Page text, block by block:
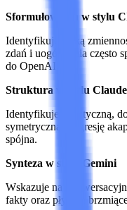
Sformułowania w stylu
Identyfikuje niską
zdań i uogólnienia często
do OpenAI.
Struktura w stylu Claude
Identyfikuje analityczną,
symetryczną progresję
spójna.
Synteza w stylu Gemini
Wskazuje na
fakty oraz płynnie